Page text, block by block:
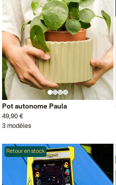
Pot autonome Paula
49,90 €
3 modèles
Retour en stock